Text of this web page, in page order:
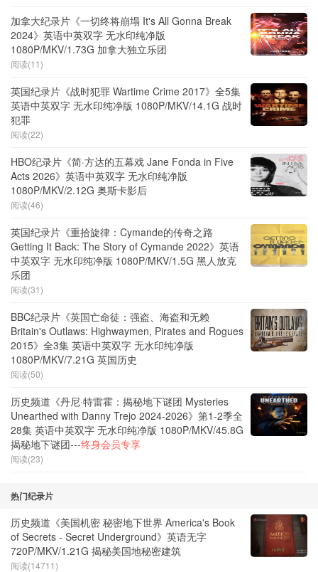
加拿大纪录片《一切终将崩塌 It's All Gonna Break
2024》英语中英双字 无水印纯净版
1080P/MKV/1.73G 加拿大独立乐团
阅读(11)
英国纪录片《战时犯罪 Wartime Crime 2017》全5集
英语中英双字 无水印纯净版 1080P/MKV/14.1G 战时
犯罪
阅读(22)
HBO纪录片《简·方达的五幕戏 Jane Fonda in Five
Acts 2026》英语中英双字 无水印纯净版
1080P/MKV/2.12G 奥斯卡影后
阅读(46)
英国纪录片《重拾旋律：Cymande的传奇之路
Getting It Back: The Story of Cymande 2022》英语
中英双字 无水印纯净版 1080P/MKV/1.5G 黑人放克
乐团
阅读(31)
BBC纪录片《英国亡命徒：强盗、海盗和无赖
Britain's Outlaws: Highwaymen, Pirates and Rogues
2015》全3集 英语中英双字 无水印纯净版
1080P/MKV/7.21G 英国历史
阅读(50)
历史频道《丹尼·特雷霍：揭秘地下谜团 Mysteries
Unearthed with Danny Trejo 2024-2026》第1-2季全
28集 英语中英双字 无水印纯净版 1080P/MKV/45.8G
揭秘地下谜团---终身会员专享
阅读(23)
热门纪录片
历史频道《美国机密 秘密地下世界 America's Book
of Secrets - Secret Underground》英语无字
720P/MKV/1.21G 揭秘美国地秘密建筑
阅读(14711)